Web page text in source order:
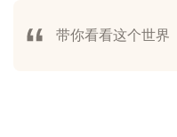
带你看看这个世界